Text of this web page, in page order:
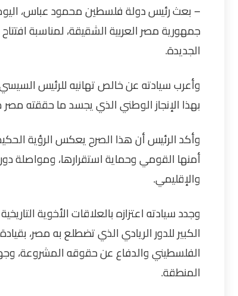
– بعث رئيس دولة فلسطين محمود عباس، اليوم
جمهورية مصر العربية الشقيقة، لمناسبة
الجديدة.
وأعرب سيادته عن خالص تهانيه للرئيس
بهذا الإنجاز الوطني الذي يجسد ما حققته
وأكد الرئيس أن هذا الصرح يعكس الرؤية
أمنها القومي وحماية استقرارها، ومواصلة
والإقليمي.
وجدد سيادته اعتزازه بالعلاقات الأخوية
الكبير للدور الريادي الذي تضطلع به مصر،
الفلسطيني والدفاع عن حقوقه المشروعة،
المنطقة.